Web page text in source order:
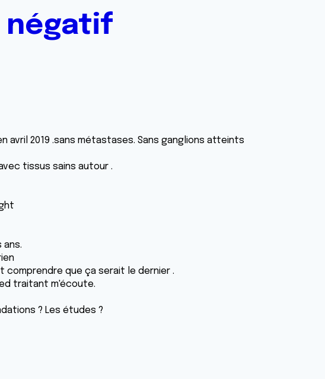
négatif
2019 .sans métastases. Sans ganglions atteints
tissus sains autour .
ans.
comprendre que ça serait le dernier .
traitant m'écoute.
? Les études ?